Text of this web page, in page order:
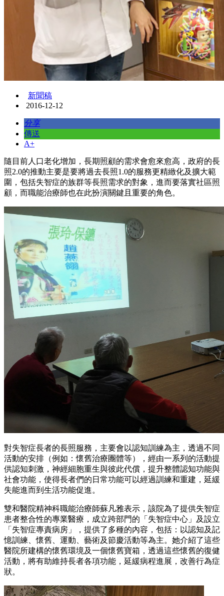
新聞稿
2016-12-12
分享
傳送
A+
隨目前人口老化增加，長期照顧的需求會愈來愈高，政府的長
照2.0的推動主要是要將過去長照1.0的服務更精緻化及擴大範
圍，包括失智症的族群等長照需求的對象，進而要落實社區照
顧，而職能治療師也在此扮演關鍵且重要的角色。
對失智症長者的長照服務，主要會以認知訓練為主，透過不同
活動的安排（例如：懷舊治療團體等），經由一系列的活動提
供認知刺激，神經細胞重生與彼此代償，提升整體認知功能與
社會功能，使得長者們的日常功能可以經過訓練和重建，延緩
失能進而到生活功能促進。
雙和醫院精神科職能治療師蘇凡雅表示，該院為了提供失智症
患者整合性的專業醫療，成立跨部門的「失智症中心」及設立
「失智症專責病房」，提供了多種的內容，包括：以認知及記
憶訓練、懷舊、運動、藝術及節慶活動等為主。她介紹了這些
醫院所建構的懷舊環境及一個懷舊寶箱，透過這些懷舊的復健
活動，將有助維持長者各項功能，延緩病程進展，改善行為症
狀。